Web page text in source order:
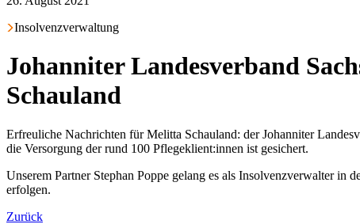
Insolvenzverwaltung
Johanniter Landesverband
Schauland
Erfreuliche Nachrichten für Melitta Schauland: der Johanniter
die Versorgung der rund 100 Pflegeklient:innen ist gesichert.
Unserem Partner Stephan Poppe gelang es als Insolvenzverwalter
erfolgen.
Zurück